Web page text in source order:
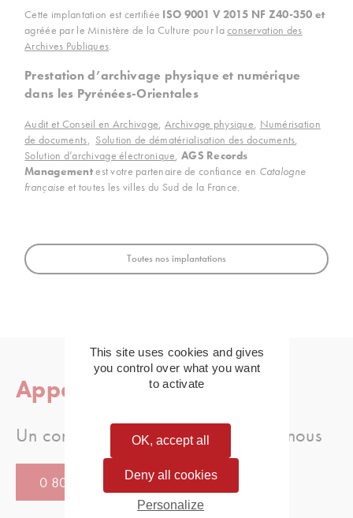
Cette implantation est certifiée ISO 9001 V 2015 NF Z40-350 et
agréée par le Ministère de la Culture pour laconservation des
Archives Publiques.
Prestation d’archivage physique et numérique
dans les Pyrénées-Orientales
Audit et Conseil en Archivage, Archivage physique, Numérisation
de documents, Solution de dématérialisation des documents,
Solution d’archivage électronique,AGS Records
Managementest votre partenaire de confiance en Catalogne
françaiseet toutes les villes du Sud de la France.
Toutes nos implantations
Appelez-nous
Un conseil, une question, appellez-nous
0 805 080 886
This site uses cookies and gives
you control over what you want
to activate
OK, accept all
Deny all cookies
Personalize